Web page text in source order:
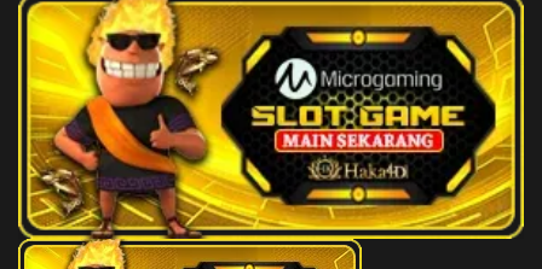
55
Ambil Daun 3D
303
56
Anak Kambing Menyusu 3D
926
57
Anak Kunci 3D
652
58
Anak Naik Sepeda 3D
145
59
Angkat Barang 3D
217
60
Weker 3D
842